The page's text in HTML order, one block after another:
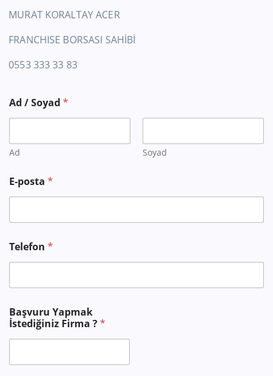
MURAT KORALTAY ACER
FRANCHISE BORSASI SAHİBİ
0553 333 33 83
Ad / Soyad*
Ad Soyad
E-posta*
Telefon*
Başvuru Yapmak
İstediğiniz Firma ?*